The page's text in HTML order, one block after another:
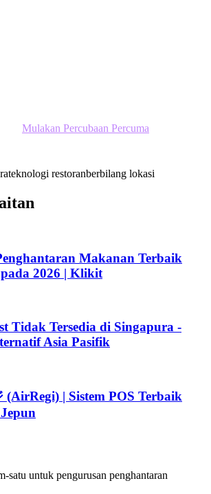
Mulakan Percubaan Percuma
teknologi restoranberbilang lokasi
Makanan Terbaik
2026 | Klikit
Tidak Tersedia di Singapura -
Asia Pasifik
| Sistem POS Terbaik
satu untuk pengurusan penghantaran